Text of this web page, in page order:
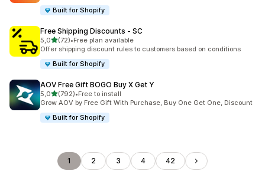
Built for Shopify
Free Shipping Discounts ‑ SC
5,0z 5 hvězd
(72)
Celkový počet recenzí: 72
•Free plan available
Offer shipping discount rules to customers based on conditions
Built for Shopify
AOV Free Gift BOGO Buy X Get Y
5,0z 5 hvězd
(792)
Celkový počet recenzí: 792
•Free to install
Grow AOV by Free Gift With Purchase, Buy One Get One, Discount
Built for Shopify
1 2 3 4 42